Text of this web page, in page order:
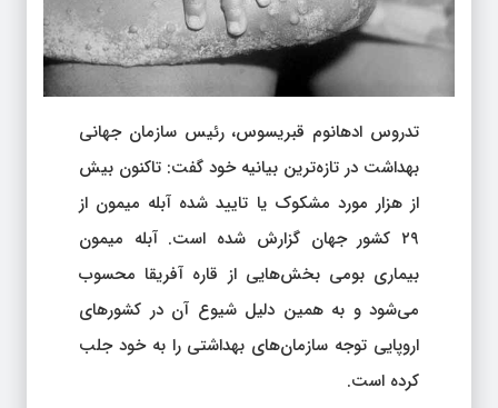
تدروس ادهانوم قبریسوس، رئیس سازمان جهانی
بهداشت در تازه‌ترین بیانیه خود گفت: تاکنون بیش
از هزار مورد مشکوک یا تایید شده آبله‌ میمون از
۲۹ کشور جهان گزارش شده است. آبله‌ میمون
بیماری بومی بخش‌هایی از قاره آفریقا محسوب
می‌شود و به همین دلیل شیوع آن در کشورهای
اروپایی توجه سازمان‌های بهداشتی را به خود جلب
کرده است.